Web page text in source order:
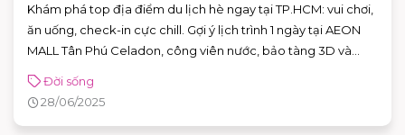
Khám phá top địa điểm du lịch hè ngay tại TP.HCM: vui chơi,
ăn uống, check-in cực chill. Gợi ý lịch trình 1 ngày tại AEON
MALL Tân Phú Celadon, công viên nước, bảo tàng 3D và
Đời sống
28/06/2025